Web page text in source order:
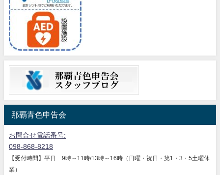
那覇青色申告会
お問合せ電話番号:
098-868-8218
【受付時間】平日 9時～11時/13時～16時（日曜・祝日・第1・3・5土曜休
業）